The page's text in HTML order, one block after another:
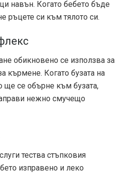
навън. Когато бебето бъде
ръцете си към тялото си.
обикновено се използва за
кърмене. Когато бузата на
ще се обърне към бузата,
нежно смучещо
тества стъпковия
изправено и леко